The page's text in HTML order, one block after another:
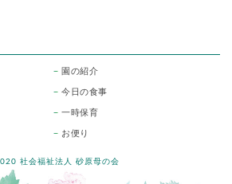
園の紹介
今日の食事
一時保育
お便り
社会福祉法人 砂原母の会